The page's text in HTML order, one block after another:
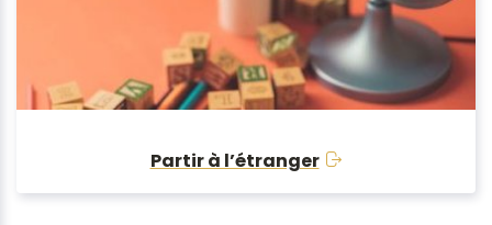
Partir à l’étranger